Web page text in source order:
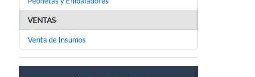
VENTAS
Venta de Insumos